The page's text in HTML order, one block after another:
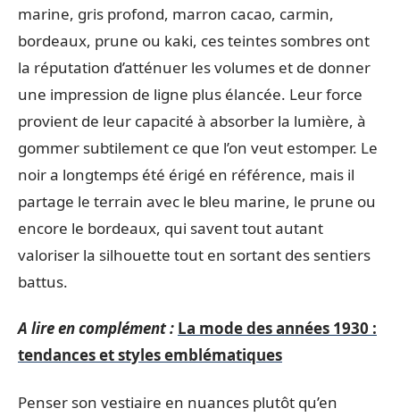
marine, gris profond, marron cacao, carmin,
bordeaux, prune ou kaki, ces teintes sombres ont
la réputation d’atténuer les volumes et de donner
une impression de ligne plus élancée. Leur force
provient de leur capacité à absorber la lumière, à
gommer subtilement ce que l’on veut estomper. Le
noir a longtemps été érigé en référence, mais il
partage le terrain avec le bleu marine, le prune ou
encore le bordeaux, qui savent tout autant
valoriser la silhouette tout en sortant des sentiers
battus.
A lire en complément : La mode des années 1930 :
tendances et styles emblématiques
Penser son vestiaire en nuances plutôt qu’en